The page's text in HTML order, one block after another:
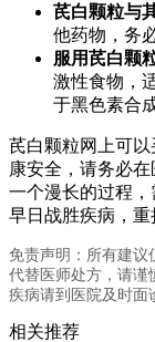
芪白颗粒与
他药物，务
服用芪白颗
激性食物，
于黑色素合成
芪白颗粒网上可
康安全，请务必
一个漫长的过程，
早日战胜疾病，重
免责声明：所有建议
代替医师处方，请谨
疾病请到医院及时面
相关推荐